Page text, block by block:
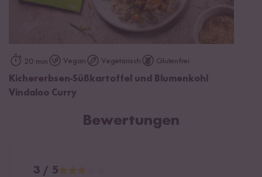
20 min Vegan Vegetarisch Glutenfrei
Kichererbsen-Süßkartoffel und Blumenkohl
Vindaloo Curry
Bewertungen
3 / 5